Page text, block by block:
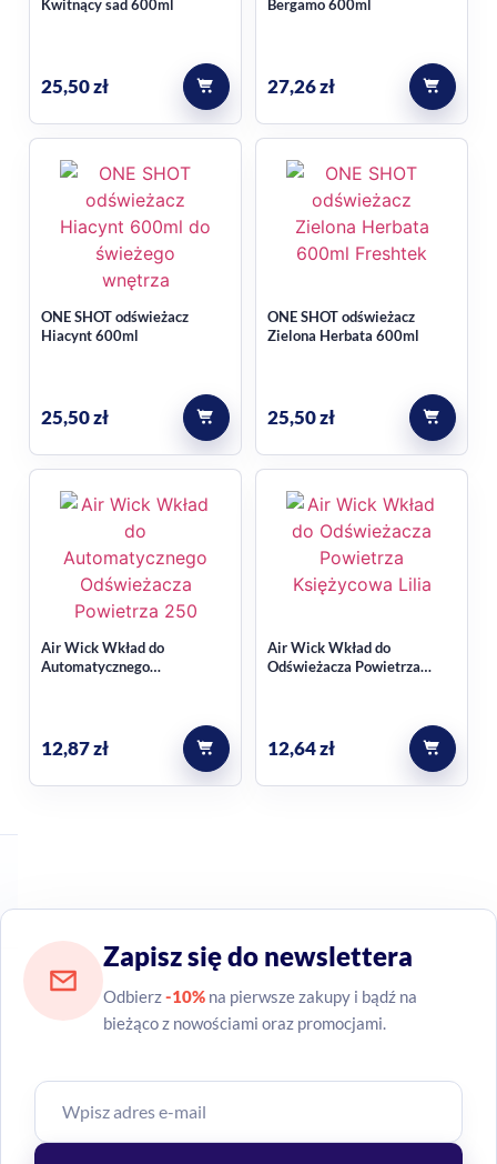
Kwitnący sad 600ml
25,50zł
Bergamo 600ml
27,26zł
ONE SHOT odświeżacz
Hiacynt 600ml
25,50zł
ONE SHOT odświeżacz
Zielona Herbata 600ml
25,50zł
Air Wick Wkład do
Automatycznego
12,87zł
Air Wick Wkład do
Odświeżacza Powietrza
12,64zł
Zapisz się do newslettera
Odbierz-10% na pierwsze zakupy i bądź na
bieżąco z nowościami oraz promocjami.